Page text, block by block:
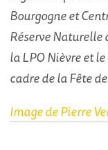
Bourgogne et
Réserve Naturelle
la LPO Nièvre et
cadre de la Fête
Image de Pierre